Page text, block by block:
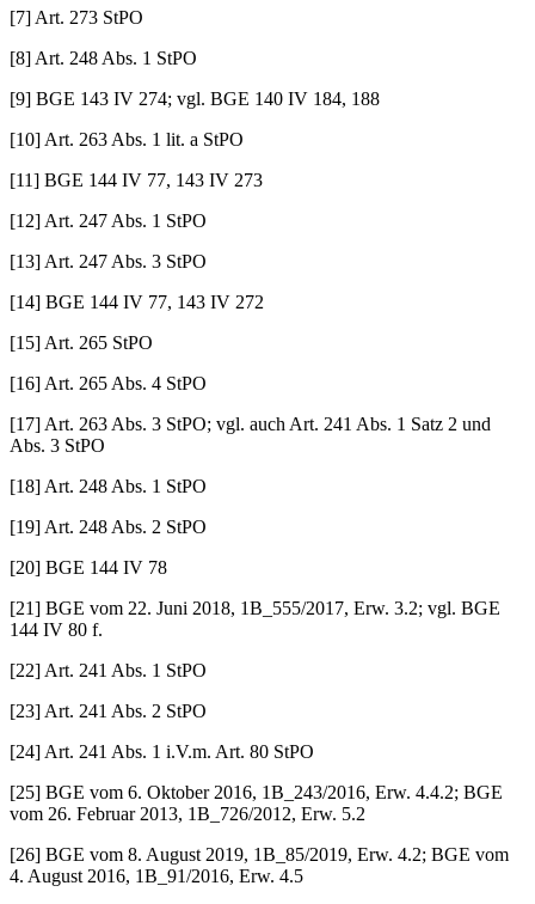
[7] Art. 273 StPO
[8] Art. 248 Abs. 1 StPO
[9] BGE 143 IV 274; vgl. BGE 140 IV 184, 188
[10] Art. 263 Abs. 1 lit. a StPO
[11] BGE 144 IV 77, 143 IV 273
[12] Art. 247 Abs. 1 StPO
[13] Art. 247 Abs. 3 StPO
[14] BGE 144 IV 77, 143 IV 272
[15] Art. 265 StPO
[16] Art. 265 Abs. 4 StPO
[17] Art. 263 Abs. 3 StPO; vgl. auch Art. 241 Abs. 1 Satz 2 und
Abs. 3 StPO
[18] Art. 248 Abs. 1 StPO
[19] Art. 248 Abs. 2 StPO
[20] BGE 144 IV 78
[21] BGE vom 22. Juni 2018, 1B_555/2017, Erw. 3.2; vgl. BGE
144 IV 80 f.
[22] Art. 241 Abs. 1 StPO
[23] Art. 241 Abs. 2 StPO
[24] Art. 241 Abs. 1 i.V.m. Art. 80 StPO
[25] BGE vom 6. Oktober 2016, 1B_243/2016, Erw. 4.4.2; BGE
vom 26. Februar 2013, 1B_726/2012, Erw. 5.2
[26] BGE vom 8. August 2019, 1B_85/2019, Erw. 4.2; BGE vom
4. August 2016, 1B_91/2016, Erw. 4.5